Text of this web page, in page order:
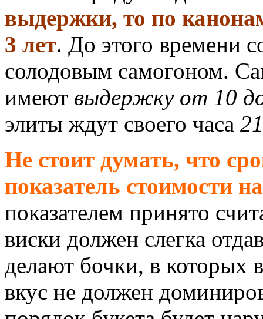
выдержки, то по
3 лет. До этого времени
солодовым самогоном.
имеют выдержку от 10
элиты ждут своего часа
Не стоит думать, что
показатель стоимости
показателем принято
виски должен слегка
делают бочки, в которых
вкус не должен